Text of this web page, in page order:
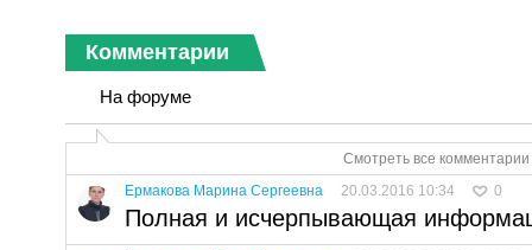
Комментарии
На форуме
Смотреть все
Ермакова Марина Сергеевна
20.03.2016 10:34 0
Полная и исчерпывающая